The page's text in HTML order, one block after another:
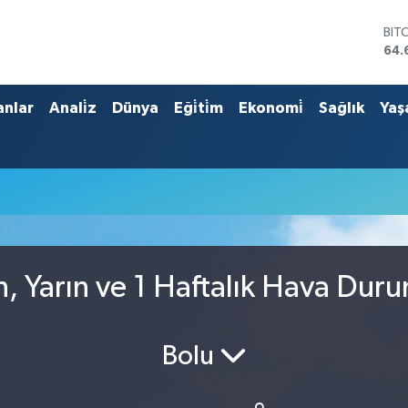
Anali̇z Dünya Eği̇ti̇m Ekonomi̇ Sağlık
Yarın ve 1 Haftalık Hava
Bolu